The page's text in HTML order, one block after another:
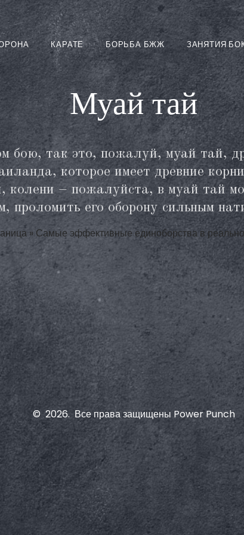
КАРАТЕ БОРЬБА БЖЖ ЗАНЯТИЯ
Муай тай
бою, так это, пожалуй, муай тай,
которое имеет древние
колени – пожалуйста, в муай тай
проломить его оборону сильным
» Самые эффективные единоборства в
©2026.Все права защищены Power Punch